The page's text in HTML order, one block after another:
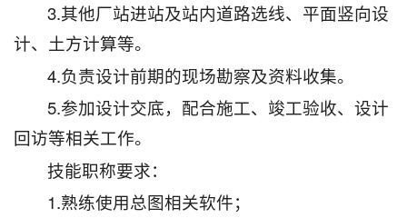
3.其他厂站进站及站内道路选线、平面竖向设
计、土方计算等。
4.负责设计前期的现场勘察及资料收集。
5.参加设计交底，配合施工、竣工验收、设计
回访等相关工作。
技能职称要求：
1.熟练使用总图相关软件；